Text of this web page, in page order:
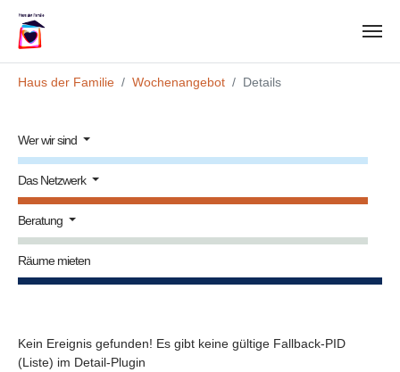
Haus der Familie
Wochenangebot Details
Wer wir sind
Das Netzwerk
Beratung
Räume mieten
Kein Ereignis gefunden! Es gibt keine gültige Fallback-PID
(Liste) im Detail-Plugin